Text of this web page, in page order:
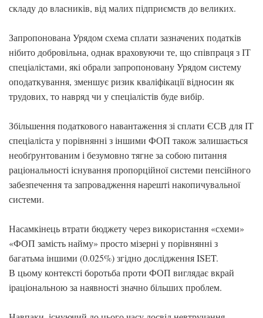
складу до власників, від малих підприємств до великих.
Запропонована Урядом схема сплати зазначених податків
нібито добровільна, однак враховуючи те, що співпраця з ІТ
спеціалістами, які обрали запропоновану Урядом систему
оподаткування, зменшує ризик кваліфікації відносин як
трудових, то навряд чи у спеціалістів буде вибір.
Збільшення податкового навантаження зі сплати ЄСВ для ІТ
спеціаліста у порівнянні з іншими ФОП також залишається
необґрунтованим і безумовно тягне за собою питання
раціональності існування пропорційної системи пенсійного
забезпечення та запровадження нарешті накопичувальної
системи.
Насамкінець втрати бюджету через використання «схеми»
«ФОП замість найму» просто мізерні у порівнянні з
багатьма іншими (0.025%) згідно дослідження ISET.
В цьому контексті боротьба проти ФОП виглядає вкрай
іраціональною за наявності значно більших проблем.